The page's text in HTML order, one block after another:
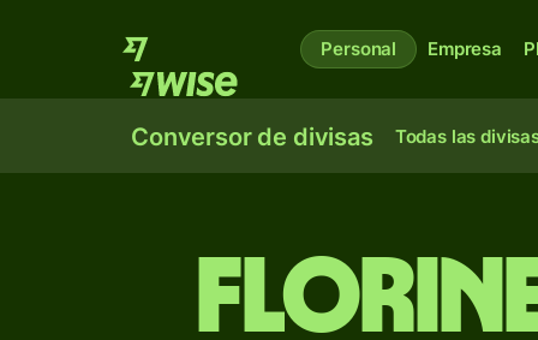
Personal Empresa
Conversor de divisas Todas las